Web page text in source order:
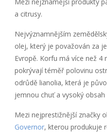
a citrusy.
Nejvýznamnějším
olej, který je považován za
Evropě. Korfu má více než 4
pokrývají téměř polovinu
odrůdě lianolia, která je
jemnou chuť a vysoký
Mezi nejprestižnější značky
Governor, kterou produkuje